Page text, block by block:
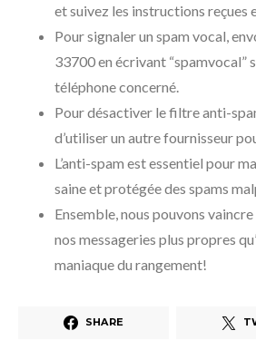
et suivez les instructions reçues
Pour signaler un spam vocal,
33700 en écrivant “spamvocal”
téléphone concerné.
Pour désactiver le filtre anti-
d’utiliser un autre fournisseur
L’anti-spam est essentiel pour
saine et protégée des spams
Ensemble, nous pouvons
nos messageries plus propres
maniaque du rangement!
SHARE